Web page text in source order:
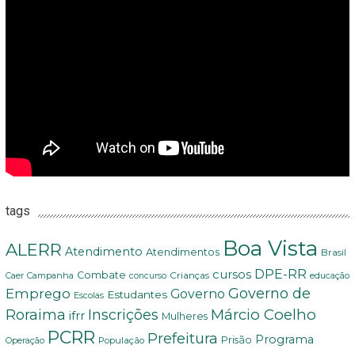
tags
ALERR Atendimento Atendimentos Boa Vista Brasil
Caer Campanha Combate concurso Crianças cursos DPE-RR educação
Emprego Escolas Estudantes Governo Governo de
Roraima ifrr Inscrições Mulheres Márcio Coelho
Operação PCRR População Prefeitura Prisão Programa